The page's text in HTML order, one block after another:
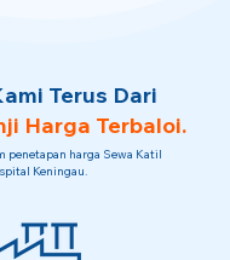
Terus Dari
Harga Terbaloi.
penetapan harga Sewa Katil
Keningau.